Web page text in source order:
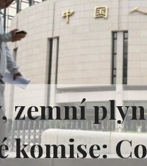
zemní
komise: